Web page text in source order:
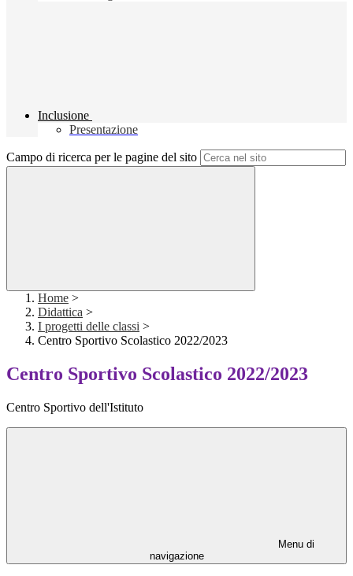
Inclusione
Presentazione
Campo di ricerca per le pagine del sito
Home >
Didattica >
I progetti delle classi >
Centro Sportivo Scolastico 2022/2023
Centro Sportivo Scolastico 2022/2023
Centro Sportivo dell'Istituto
Menu di
navigazione